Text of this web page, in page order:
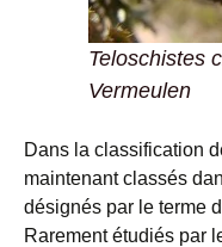
Teloschistes
Vermeulen
Dans la classification
maintenant classés
désignés par le terme
Rarement étudiés par